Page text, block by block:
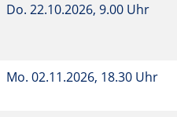
Do. 22.10.2026, 9.00 Uhr
Mo. 02.11.2026, 18.30 Uhr